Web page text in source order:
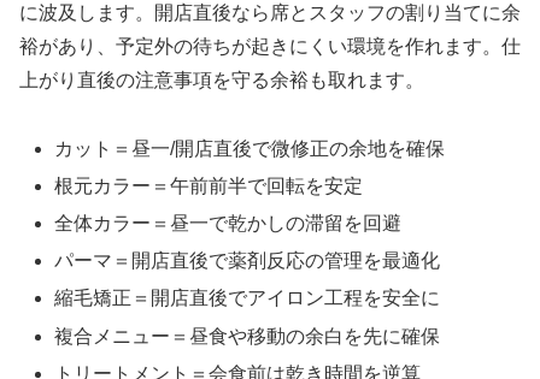
に波及します。開店直後なら席とスタッフの割り当てに余
裕があり、予定外の待ちが起きにくい環境を作れます。仕
上がり直後の注意事項を守る余裕も取れます。
カット＝昼一/開店直後で微修正の余地を確保
根元カラー＝午前前半で回転を安定
全体カラー＝昼一で乾かしの滞留を回避
パーマ＝開店直後で薬剤反応の管理を最適化
縮毛矯正＝開店直後でアイロン工程を安全に
複合メニュー＝昼食や移動の余白を先に確保
トリートメント＝会食前は乾き時間を逆算